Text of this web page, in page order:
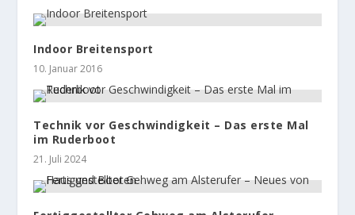
Indoor Breitensport
10. Januar 2016
Technik vor Geschwindigkeit – Das erste Mal
im Ruderboot
21. Juli 2024